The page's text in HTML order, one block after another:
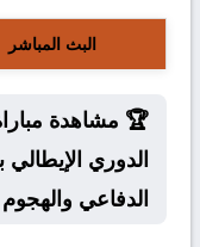
البث المباشر
🏆 مشاهدة
الدوري الإيطالي
الدفاعي